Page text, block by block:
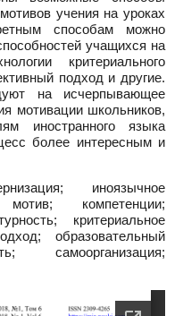
учения на уроках
способам можно
учащихся на
критериального
подход и другие.
на исчерпывающее
мотивации школьников,
иностранного языка
более интересным и
иноязычное
компетенции;
критериальное
образовательный
самоорганизация;